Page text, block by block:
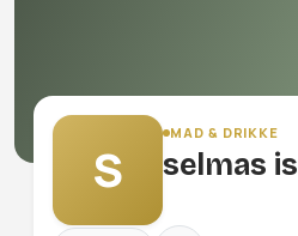
S
MAD & DRIKKE
selmas is